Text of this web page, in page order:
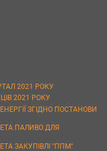
2021 РОКУ
2021 РОКУ
ЗГІДНО ПОСТАНОВИ
ПАЛИВО ДЛЯ
ЗАКУПІВЛІ "ППМ"